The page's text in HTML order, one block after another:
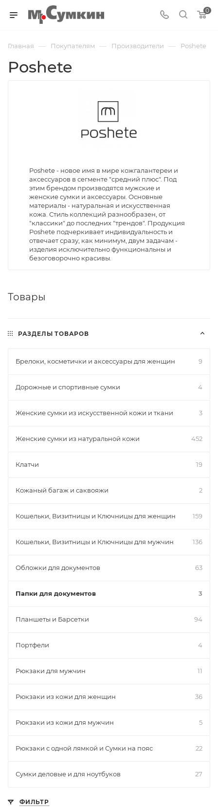
0
Главная — Покупателям — Производители — Poshete
Poshete
Poshete - новое имя в мире кожгалантереи и
аксессуаров в сегменте "средний плюс". Под
этим брендом производятся мужские и
женские сумки и аксессуары. Основные
материалы - натуральная и искусственная
кожа. Стиль коллекций разнообразен, от
"классики" до последних "трендов". Продукция
Poshete подчеркивает индивидуальность и
отвечает сразу, как минимум, двум задачам -
изделия исключительно функциональны и
безоговорочно красивы.
Товары
РАЗДЕЛЫ ТОВАРОВ
Брелоки, косметички и аксессуары для женщин 9
Дорожные и спортивные сумки 4
Женские сумки из искусственной кожи и ткани 3
Женские сумки из натуральной кожи 452
Клатчи 19
Кожаный багаж и саквояжи 2
Кошельки, Визитницы и Ключницы для женщин 159
Кошельки, Визитницы и Ключницы для мужчин 136
Обложки для документов 63
Папки для документов 3
Планшеты и Барсетки 94
Портфели 4
Рюкзаки для мужчин 11
Рюкзаки из кожи для женщин 36
Рюкзаки из кожи для мужчин 5
Рюкзаки с одной лямкой и Сумки на пояс 22
Сумки деловые и для ноутбуков 27
ФИЛЬТР